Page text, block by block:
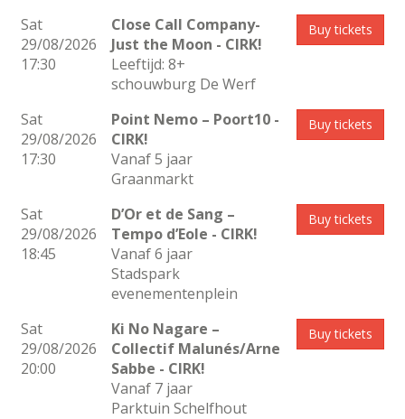
Sat
29/08/2026
17:30
Close Call Company-
Just the Moon - CIRK!
Leeftijd: 8+
schouwburg De Werf
Buy tickets
Sat
29/08/2026
17:30
Point Nemo – Poort10 -
CIRK!
Vanaf 5 jaar
Graanmarkt
Buy tickets
Sat
29/08/2026
18:45
D’Or et de Sang –
Tempo d’Eole - CIRK!
Vanaf 6 jaar
Stadspark
evenementenplein
Buy tickets
Sat
29/08/2026
20:00
Ki No Nagare –
Collectif Malunés/Arne
Sabbe - CIRK!
Vanaf 7 jaar
Parktuin Schelfhout
Buy tickets